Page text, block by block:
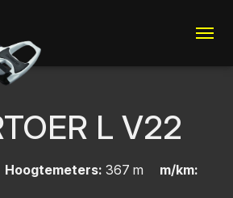
L V22
Hoogtemeters: 367 m
m/km: